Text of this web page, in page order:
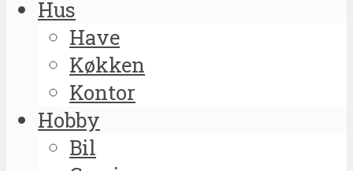
Hus
Have
Køkken
Kontor
Hobby
Bil